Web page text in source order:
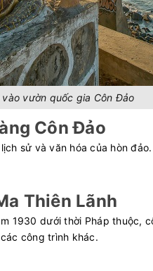
vào vườn quốc gia Côn Đảo
Côn Đảo
sử và văn hóa của hòn đảo.
Thiên Lãnh
1930 dưới thời Pháp thuộc,
công trình khác.